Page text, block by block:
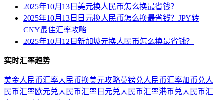
2025年10月13日美元换人民币怎么换最省钱？
2025年10月13日日元换人民币怎么换最省钱？JPY转
CNY最佳汇率攻略
2025年10月12日新加坡元换人民币怎么换最省钱？
实时汇率趋势
美金人民币汇率人民币换美元攻略英镑兑人民币汇率加币兑人
民币汇率欧元兑人民币汇率 日元兑人民币汇率港币兑人民币汇